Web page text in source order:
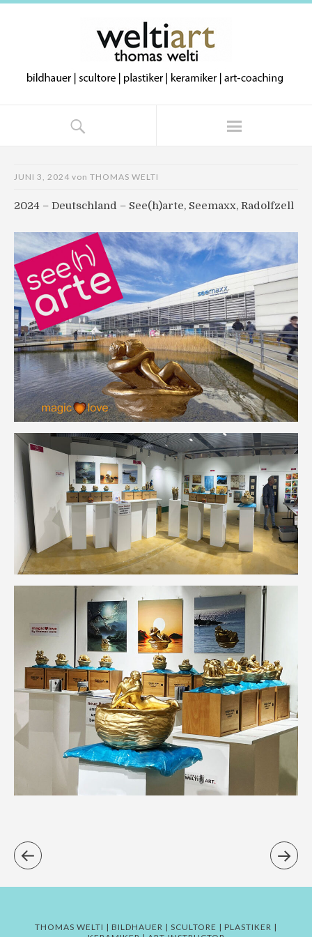
JUNI 3, 2024 von THOMAS WELTI
2024 – Deutschland – See(h)arte, Seemaxx, Radolfzell
THOMAS WELTI | BILDHAUER | SCULTORE | PLASTIKER |